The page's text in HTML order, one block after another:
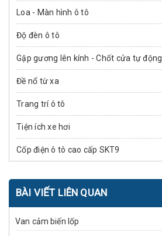
Loa - Màn hình ô tô
Độ đèn ô tô
Gập gương lên kính - Chốt cửa tự động
Đề nổ từ xa
Trang trí ô tô
Tiện ích xe hơi
Cốp điện ô tô cao cấp SKT9
BÀI VIẾT LIÊN QUAN
Van cảm biến lốp